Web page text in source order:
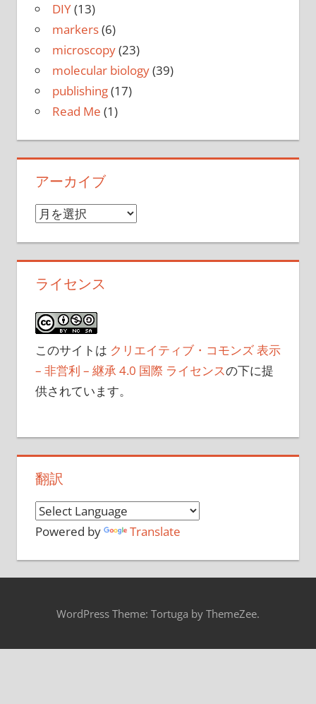
DIY(13)
markers(6)
microscopy(23)
molecular biology(39)
publishing(17)
Read Me (1)
アーカイブ
ア
イ
ブ
ライセンス
このサイトは クリエイティブ・コモンズ 表示
– 非営利 – 継承 4.0 国際 ライセンスの下に提
供されています。
翻訳
Powered by Translate
WordPress Theme: Tortuga by ThemeZee.